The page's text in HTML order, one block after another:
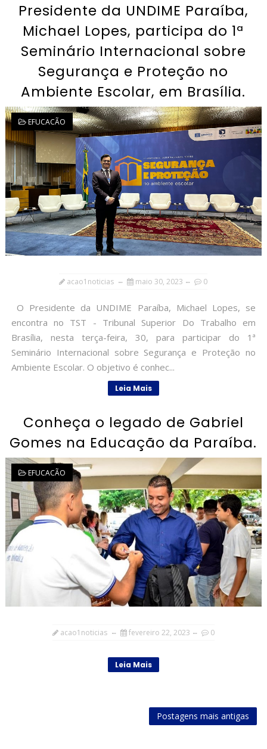
Presidente da UNDIME Paraíba,
Michael Lopes, participa do 1ª
Seminário Internacional sobre
Segurança e Proteção no
Ambiente Escolar, em Brasília.
EFUCACÃO
acao1noticias maio 30, 2023 0
O Presidente da UNDIME Paraíba, Michael Lopes, se
encontra no TST - Tribunal Superior Do Trabalho em
Brasília, nesta terça-feira, 30, para participar do 1ª
Seminário Internacional sobre Segurança e Proteção no
Ambiente Escolar. O objetivo é conhec...
Leia Mais
Conheça o legado de Gabriel
Gomes na Educação da Paraíba.
EFUCACÃO
acao1noticias fevereiro 22, 2023 0
Leia Mais
Postagens mais antigas